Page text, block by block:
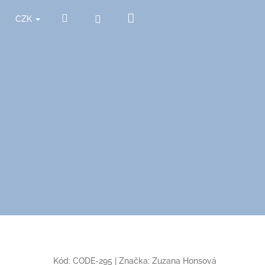
CZK Hledat Přihlášení
Kód: CODE-295 Značka: Zuzana Honsová